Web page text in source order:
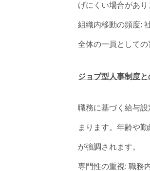
げにくい場合があり
組織内移動の頻度:
全体の一員としての
ジョブ型人事制度と
職務に基づく給与
まります。年齢や
が強調されます。
専門性の重視: 職務